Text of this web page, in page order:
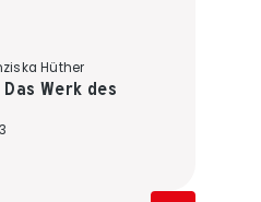
Hüther
Werk des